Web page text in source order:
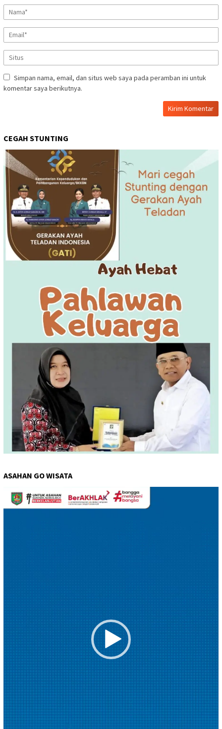
Simpan nama, email, dan situs web saya pada peramban ini untuk
komentar saya berikutnya.
CEGAH STUNTING
ASAHAN GO WISATA
Pemutar
Video